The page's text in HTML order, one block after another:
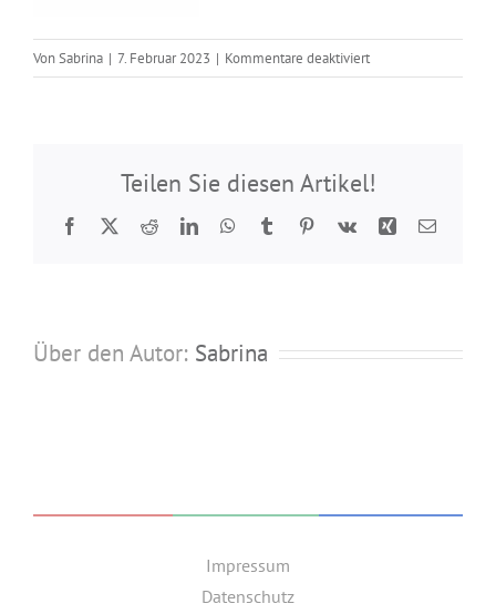
VonSabrina | 7. Februar 2023 | Kommentare deaktiviertfür
Ohrmutter
Teilen Sie diesen Artikel!
Facebook
TwitterRedditLinkedInWhatsApp
TumblrPinterest
Vk Xing E-
Über den Autor: Sabrina
Impressum
Datenschutz